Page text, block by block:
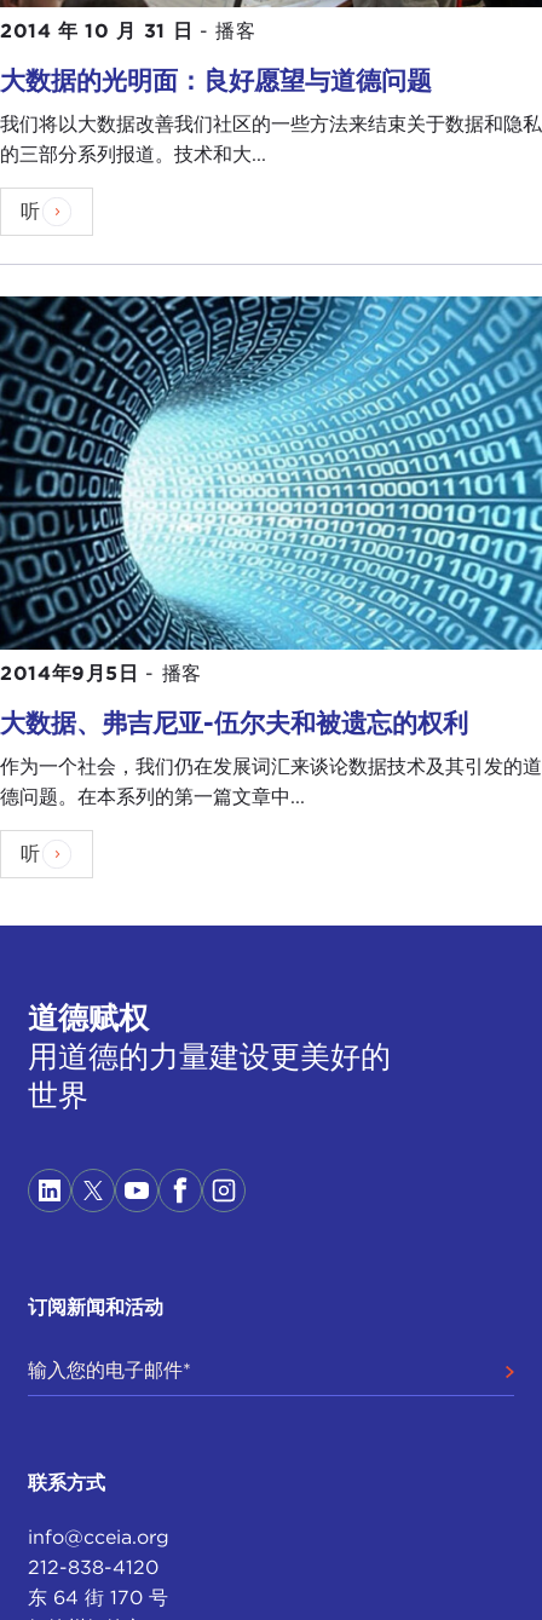
2014 年 10 月 31 日 - 播客
大数据的光明面：良好愿望与道德问题
我们将以大数据改善我们社区的一些方法来结束关于数据和隐私
的三部分系列报道。技术和大...
听
2014年9月5日 - 播客
大数据、弗吉尼亚-伍尔夫和被遗忘的权利
作为一个社会，我们仍在发展词汇来谈论数据技术及其引发的道
德问题。在本系列的第一篇文章中...
听
道德赋权
用道德的力量建设更美好的
世界
订阅新闻和活动
联系方式
info@cceia.org
212-838-4120
东 64 街 170 号